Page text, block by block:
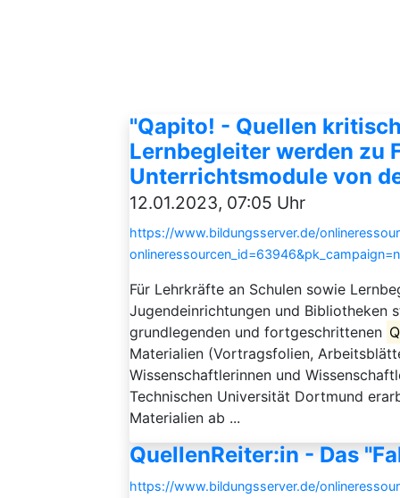
"Qapito! - Quellen
Lernbegleiter werden zu
Unterrichtsmodule von
12.01.2023, 07:05 Uhr
https://www.bildungsserver.de/
Für Lehrkräfte an Schulen sowie
Jugendeinrichtungen und Bibliotheken
grundlegenden und fortgeschrittenen
Materialien (Vortragsfolien,
Wissenschaftlerinnen und
Technischen Universität Dortmund
Materialien ab ...
QuellenReiter:in - Das
https://www.bildungsserver.de/